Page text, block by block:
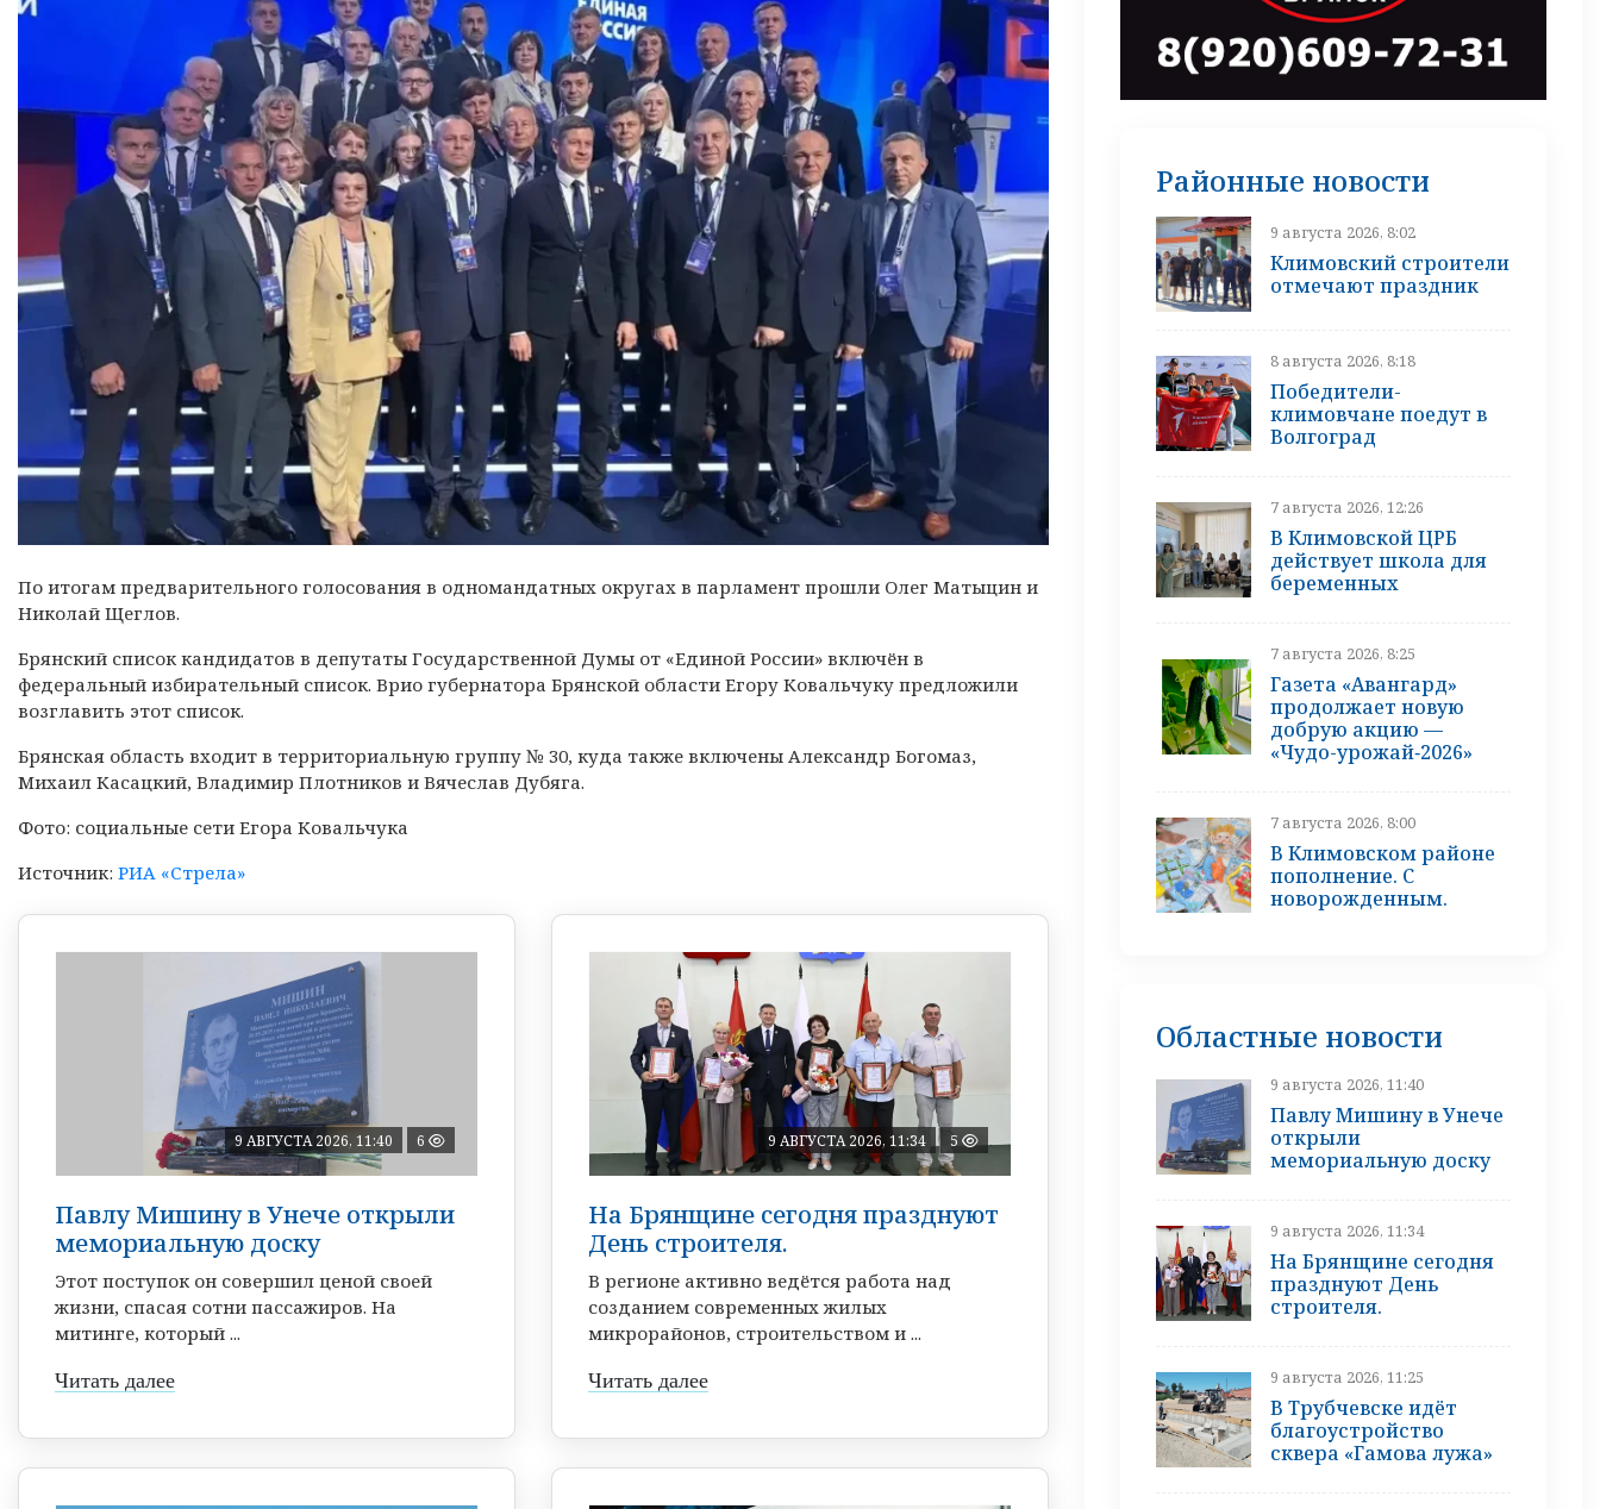
По итогам предварительного голосования в одномандатных округах в парламент прошли Олег Матыцин и
Николай Щеглов.
Брянский список кандидатов в депутаты Государственной Думы от «Единой России» включён в
федеральный избирательный список. Врио губернатора Брянской области Егору Ковальчуку предложили
возглавить этот список.
Брянская область входит в территориальную группу № 30, куда также включены Александр Богомаз,
Михаил Касацкий, Владимир Плотников и Вячеслав Дубяга.
Фото: социальные сети Егора Ковальчука
Источник: РИА «Стрела»
9 АВГУСТА 2026, 11:40 6
Павлу Мишину в Унече открыли
мемориальную доску
Этот поступок он совершил ценой своей
жизни, спасая сотни пассажиров. На
митинге, который ...
Читать далее
9 АВГУСТА 2026, 11:34 5
На Брянщине сегодня празднуют
День строителя.
В регионе активно ведётся работа над
созданием современных жилых
микрорайонов, строительством и ...
Читать далее
Районные новости
9 августа 2026, 8:02
Климовский строители
отмечают праздник
8 августа 2026, 8:18
Победители-
климовчане поедут в
Волгоград
7 августа 2026, 12:26
В Климовской ЦРБ
действует школа для
беременных
7 августа 2026, 8:25
Газета «Авангард»
продолжает новую
добрую акцию —
«Чудо-урожай‑2026»
7 августа 2026, 8:00
В Климовском районе
пополнение. С
новорожденным.
Областные новости
9 августа 2026, 11:40
Павлу Мишину в Унече
открыли
мемориальную доску
9 августа 2026, 11:34
На Брянщине сегодня
празднуют День
строителя.
9 августа 2026, 11:25
В Трубчевске идёт
благоустройство
сквера «Гамова лужа»